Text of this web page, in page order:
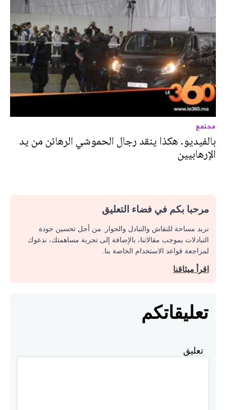
مجتمع
بالفيديو. هكذا ينقد رجال الحموشي الرهائن من يد
الإرهابيين
مرحبا بكم في فضاء التعليق
نريد مساحة للنقاش والتبادل والحوار. من أجل تحسين جودة
التبادلات بموجب مقالاتنا، بالإضافة إلى تجربة مساهمتك، ندعوك
لمراجعة قواعد الاستخدام الخاصة بنا.
اقرأ ميثاقنا
تعليقاتكم
تعليق